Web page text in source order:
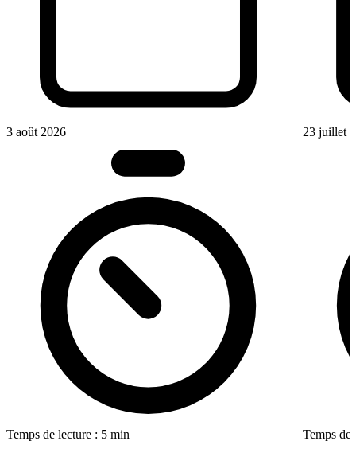
3 août 2026
Temps de lecture : 5 min
23 juillet
Temps de